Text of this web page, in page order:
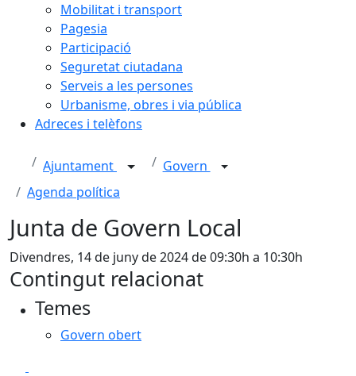
Mobilitat i transport
Pagesia
Participació
Seguretat ciutadana
Serveis a les persones
Urbanisme, obres i via pública
Adreces i telèfons
Ajuntament
Govern
Agenda política
Junta de Govern Local
Divendres, 14 de juny de 2024 de 09:30h a 10:30h
Contingut relacionat
Temes
Govern obert